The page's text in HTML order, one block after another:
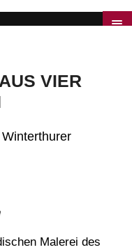
VIER
Malerei des